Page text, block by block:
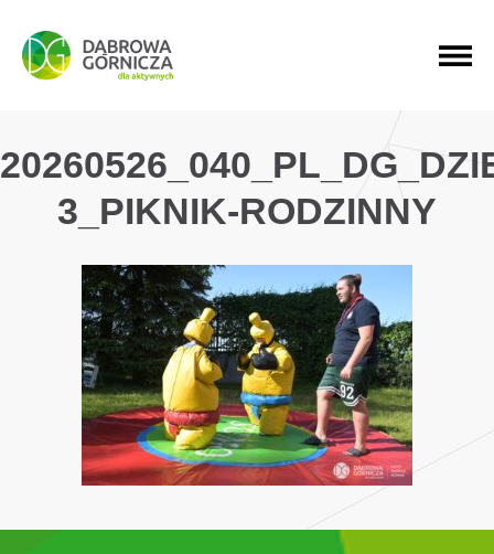
PRZEJDŹ DO MENU GŁÓWNEGO
PRZEJDŹ DO WYSZUKIWARKI
PRZEJDŹ DO TREŚCI
3_PIKNIK-RODZINNY